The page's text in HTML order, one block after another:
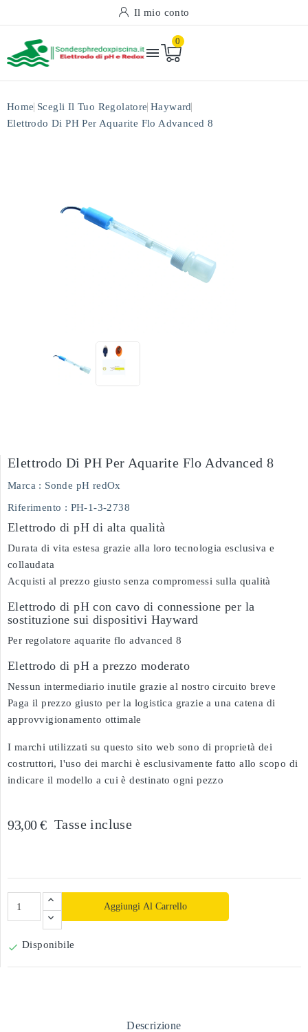
Il mio conto

0
Home Scegli Il Tuo Regolatore Hayward
Elettrodo Di PH Per Aquarite Flo Advanced 8
Elettrodo Di PH Per Aquarite Flo Advanced 8
Marca : Sonde pH redOx
Riferimento : PH-1-3-2738
Elettrodo di pH di alta qualità
Durata di vita estesa grazie alla loro tecnologia esclusiva e
collaudata
Acquisti al prezzo giusto senza compromessi sulla qualità
Elettrodo di pH con cavo di connessione per la
sostituzione sui dispositivi Hayward
Per regolatore aquarite flo advanced 8
Elettrodo di pH a prezzo moderato
Nessun intermediario inutile grazie al nostro circuito breve
Paga il prezzo giusto per la logistica grazie a una catena di
approvvigionamento ottimale
I marchi utilizzati su questo sito web sono di proprietà dei
costruttori, l'uso dei marchi è esclusivamente fatto allo scopo di
indicare il modello a cui è destinato ogni pezzo
93,00 € Tasse incluse
Aggiungi Al Carrello
 Disponibile
Descrizione